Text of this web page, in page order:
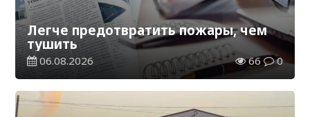
Легче предотвратить пожары, чем
тушить
06.08.2026 66 0